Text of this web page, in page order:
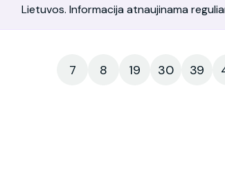
Lietuvos. Informacija atnaujinama
7 8 19 30 39